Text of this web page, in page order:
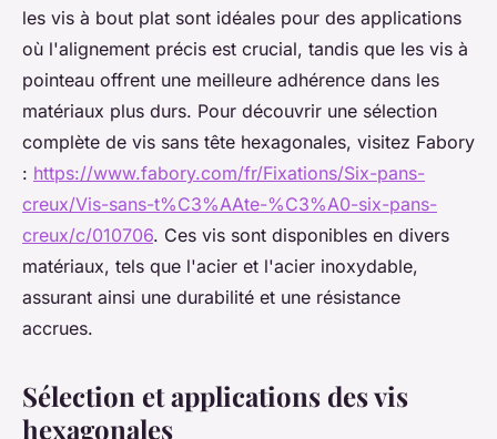
les vis à bout plat sont idéales pour des applications
où l'alignement précis est crucial, tandis que les vis à
pointeau offrent une meilleure adhérence dans les
matériaux plus durs. Pour découvrir une sélection
complète de vis sans tête hexagonales, visitez Fabory
: https://www.fabory.com/fr/Fixations/Six-pans-
creux/Vis-sans-t%C3%AAte-%C3%A0-six-pans-
creux/c/010706. Ces vis sont disponibles en divers
matériaux, tels que l'acier et l'acier inoxydable,
assurant ainsi une durabilité et une résistance
accrues.
Sélection et applications des vis
hexagonales